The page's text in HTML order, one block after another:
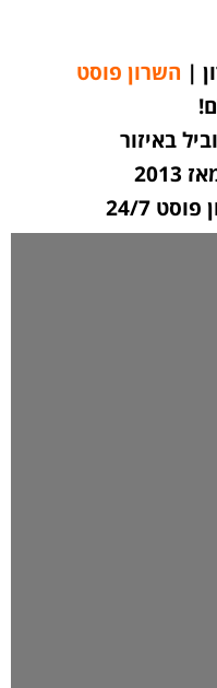
| השרון פוסט
באיזור
24/7
קשר